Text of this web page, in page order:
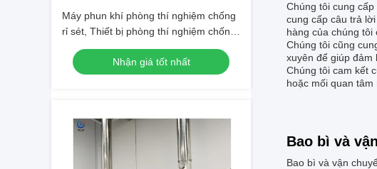
Máy phun khí phòng thí nghiệm chống
rỉ sét, Thiết bị phòng thí nghiệm chống
ăn mòn
Nhận giá tốt nhất
Chúng tôi cung
cung cấp câu trả
hàng của chúng tôi
Chúng tôi cũng
xuyên để giúp đảm
Chúng tôi cam kết
hoặc mối quan
Bao bì và
Bao bì và vận